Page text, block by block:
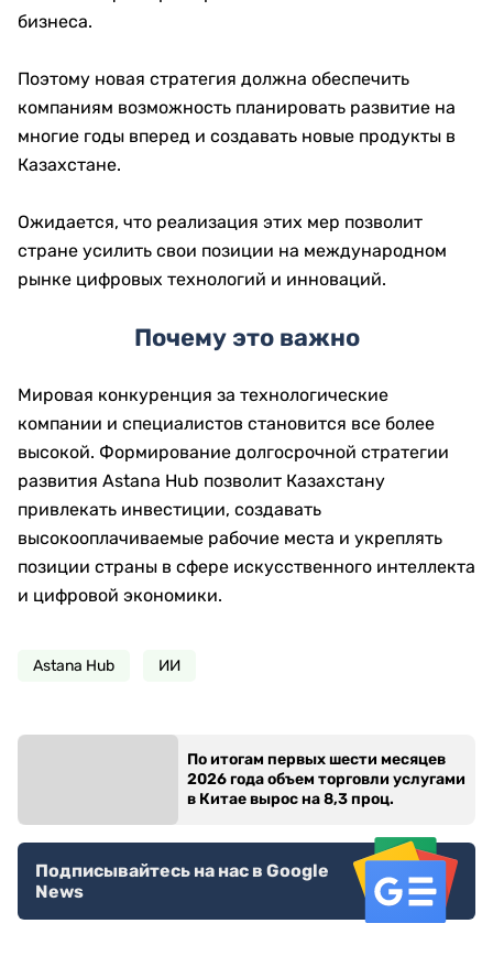
бизнеса.
Поэтому новая стратегия должна обеспечить
компаниям возможность планировать развитие на
многие годы вперед и создавать новые продукты в
Казахстане.
Ожидается, что реализация этих мер позволит
стране усилить свои позиции на международном
рынке цифровых технологий и инноваций.
Почему это важно
Мировая конкуренция за технологические
компании и специалистов становится все более
высокой. Формирование долгосрочной стратегии
развития Astana Hub позволит Казахстану
привлекать инвестиции, создавать
высокооплачиваемые рабочие места и укреплять
позиции страны в сфере искусственного интеллекта
и цифровой экономики.
Astana Hub ИИ
По итогам первых шести месяцев
2026 года объем торговли услугами
в Китае вырос на 8,3 проц.
Подписывайтесь на нас в Google
News